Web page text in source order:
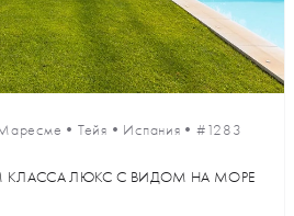
• Тейя • Испания •#1283
ЛЮКС С ВИДОМ НА МОРЕ